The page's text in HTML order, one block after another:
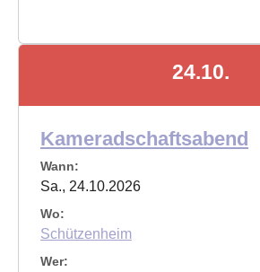
24.10.
Kameradschaftsabend
Wann:
Sa., 24.10.2026
Wo:
Schützenheim
Wer: